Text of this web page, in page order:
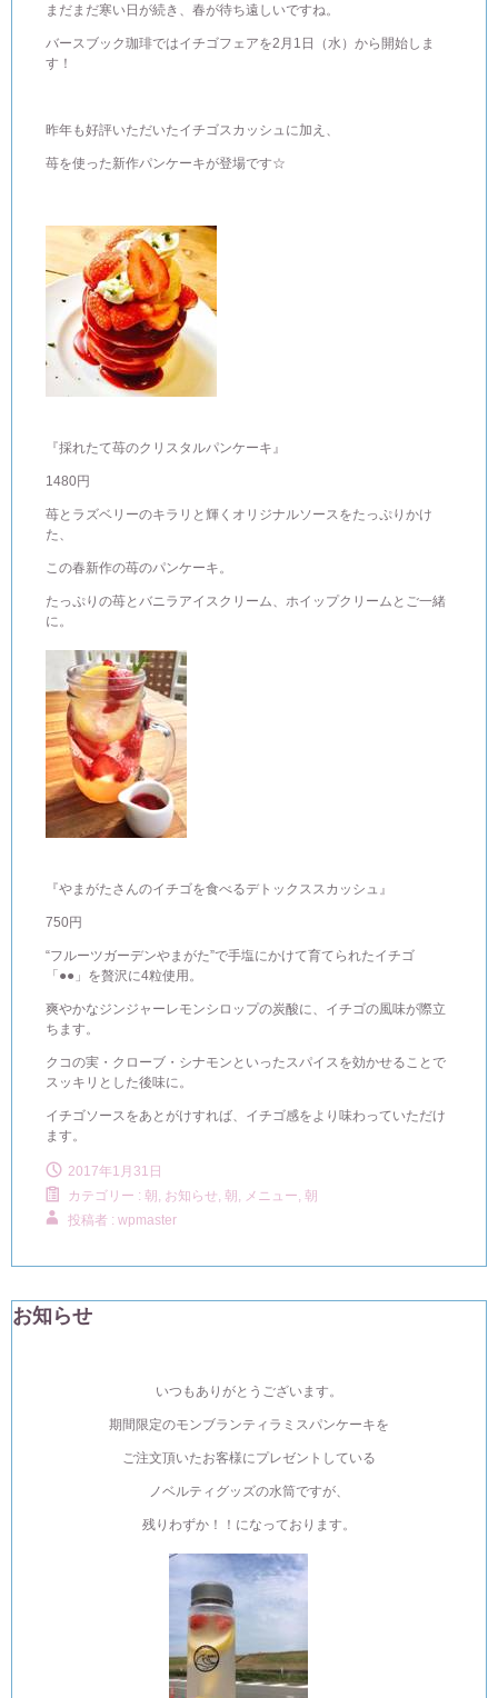
まだまだ寒い日が続き、春が待ち遠しいですね。
バースブック珈琲ではイチゴフェアを2月1日（水）から開始しま
す！
昨年も好評いただいたイチゴスカッシュに加え、
苺を使った新作パンケーキが登場です☆
『採れたて苺のクリスタルパンケーキ』
1480円
苺とラズベリーのキラリと輝くオリジナルソースをたっぷりかけ
た、
この春新作の苺のパンケーキ。
たっぷりの苺とバニラアイスクリーム、ホイップクリームとご一緒
に。
『やまがたさんのイチゴを食べるデトックススカッシュ』
750円
“フルーツガーデンやまがた”で手塩にかけて育てられたイチゴ
「●●」を贅沢に4粒使用。
爽やかなジンジャーレモンシロップの炭酸に、イチゴの風味が際立
ちます。
クコの実・クローブ・シナモンといったスパイスを効かせることで
スッキリとした後味に。
イチゴソースをあとがけすれば、イチゴ感をより味わっていただけ
ます。
2017年1月31日
カテゴリー : 朝, お知らせ, 朝, メニュー, 朝
投稿者 : wpmaster
お知らせ
いつもありがとうございます。
期間限定のモンブランティラミスパンケーキを
ご注文頂いたお客様にプレゼントしている
ノベルティグッズの水筒ですが、
残りわずか！！になっております。